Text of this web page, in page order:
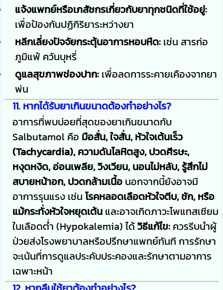
แจ้งแพทย์หรือเภสัชกรเกี่ยวกับยาทุกชนิดที่ใช้อยู่:
เพื่อป้องกันปฏิกิริยาระหว่างยา
หลีกเลี่ยงปัจจัยกระตุ้นอาการหอบหืด: เช่น สารก่อ
ภูมิแพ้ ควันบุหรี่
ดูแลสุขภาพช่องปาก: เพื่อลดการระคายเคืองจากยา
พ่น
11. หากได้รับยาเกินขนาดต้องทำอย่างไร?
อาการที่พบบ่อยที่สุดของยาเกินขนาดกับ
Salbutamol คือ มือสั่น, ใจสั่น, หัวใจเต้นเร็ว
(Tachycardia), ความดันโลหิตสูง, ปวดศีรษะ,
หงุดหงิด, อ่อนเพลีย, วิงเวียน, นอนไม่หลับ, รู้สึกไม่
สบายหน้าอก, ปวดกล้ามเนื้อ นอกจากนี้ยังอาจมี
อาการรุนแรง เช่น โรคหลอดเลือดหัวใจตีบ, ชัก, หรือ
แม้กระทั่งหัวใจหยุดเต้น และอาจเกิดภาวะโพแทสเซียม
ในเลือดต่ำ (Hypokalemia) ได้วิธีแก้ไข: ควรรีบนำผู้
ป่วยส่งโรงพยาบาลหรือปรึกษาแพทย์ทันที การรักษา
จะเน้นที่การดูแลประคับประคองและรักษาตามอาการ
เฉพาะหน้า